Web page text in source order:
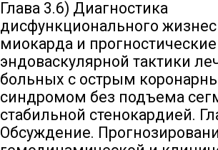
Глава 3.6) Диагностика
дисфункционального
миокарда и
эндоваскулярной тактики
больных с острым
синдромом без подъема
стабильной стенокардией.
Обсуждение.